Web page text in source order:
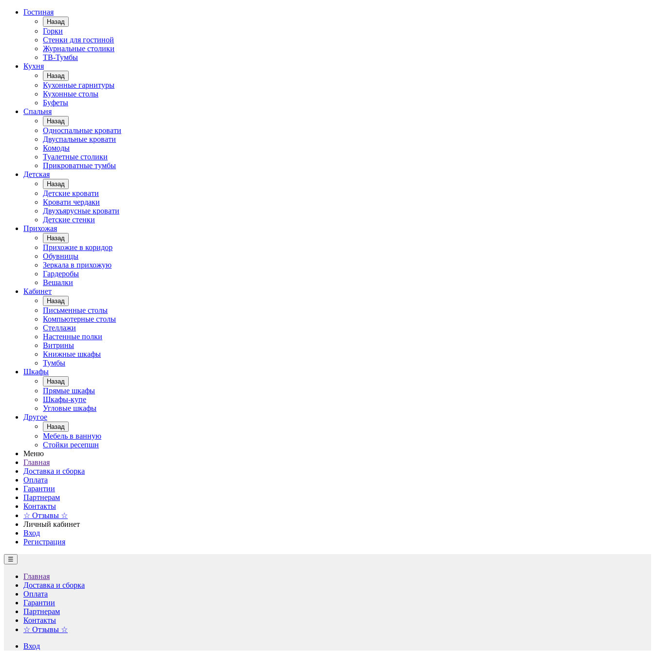
Гостиная
Назад
Горки
Стенки для гостиной
Журнальные столики
TВ-Тумбы
Кухня
Назад
Кухонные гарнитуры
Кухонные столы
Буфеты
Спальня
Назад
Односпальные кровати
Двуспальные кровати
Комоды
Туалетные столики
Прикроватные тумбы
Детская
Назад
Детские кровати
Кровати чердаки
Двухъярусные кровати
Детские стенки
Прихожая
Назад
Прихожие в коридор
Обувницы
Зеркала в прихожую
Гардеробы
Вешалки
Кабинет
Назад
Письменные столы
Компьютерные столы
Стеллажи
Настенные полки
Витрины
Книжные шкафы
Тумбы
Шкафы
Назад
Прямые шкафы
Шкафы-купе
Угловые шкафы
Другое
Назад
Мебель в ванную
Стойки ресепшн
Меню
Главная
Доставка и сборка
Оплата
Гарантии
Партнерам
Контакты
☆ Отзывы ☆
Личный кабинет
Вход
Регистрация
☰
Главная
Доставка и сборка
Оплата
Гарантии
Партнерам
Контакты
☆ Отзывы ☆
Вход